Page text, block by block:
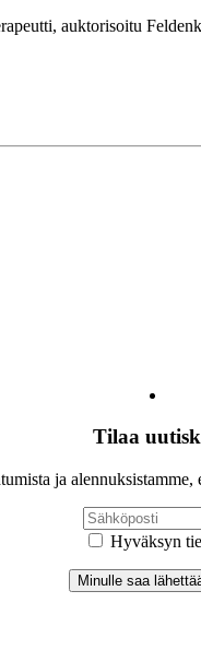
auktorisoitu
Tilaa
ja
Hyväksyn